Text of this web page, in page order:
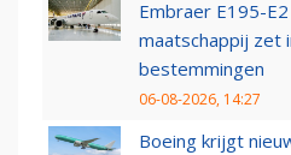
Embraer E195-
maatschappij zet
bestemmingen
06-08-2026, 14:27
Boeing krijgt